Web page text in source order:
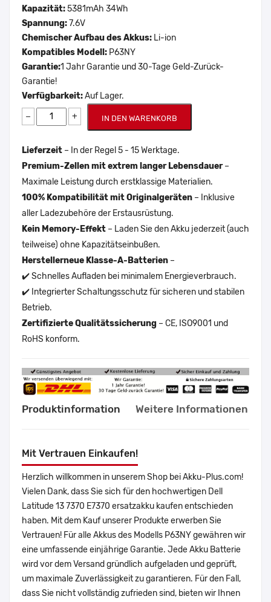
Kapazität:5381mAh 34Wh
Spannung:7.6V
Chemischer Aufbau des Akkus: Li-ion
Kompatibles Modell: P63NY
Garantie:1 Jahr Garantie und 30-Tage Geld-Zurück-
Garantie!
Verfügbarkeit:Auf Lager.
− + IN DEN WARENKORB
Lieferzeit – In der Regel 5 - 15 Werktage.
Premium-Zellen mit extrem langer Lebensdauer–
Maximale Leistung durch erstklassige Materialien.
100% Kompatibilität mit Originalgeräten – Inklusive
aller Ladezubehöre der Erstausrüstung.
Kein Memory-Effekt – Laden Sie den Akku jederzeit (auch
teilweise) ohne Kapazitätseinbußen.
Herstellerneue Klasse-A-Batterien –
✔️ Schnelles Aufladen bei minimalem Energieverbrauch.
✔️ Integrierter Schaltungsschutz für sicheren und stabilen
Betrieb.
Zertifizierte Qualitätssicherung – CE, ISO9001 und
RoHS konform.
Produktinformation Weitere Informationen
Mit Vertrauen Einkaufen!
Herzlich willkommen in unserem Shop bei Akku-Plus.com!
Vielen Dank, dass Sie sich für den hochwertigen Dell
Latitude 13 7370 E7370 ersatzakku kaufen entschieden
haben. Mit dem Kauf unserer Produkte erwerben Sie
Vertrauen! Für alle Akkus des Modells P63NY gewähren wir
eine umfassende einjährige Garantie. Jede Akku Batterie
wird vor dem Versand gründlich aufgeladen und geprüft,
um maximale Zuverlässigkeit zu garantieren. Für den Fall,
dass Sie nicht vollständig zufrieden sind, bieten wir Ihnen